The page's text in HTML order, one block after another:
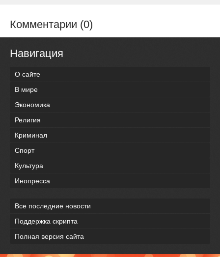
Комментарии (0)
Навигация
О сайте
В мире
Экономика
Религия
Криминал
Спорт
Культура
Инопресса
Все последние новости
Поддержка скрипта
Полная версия сайта